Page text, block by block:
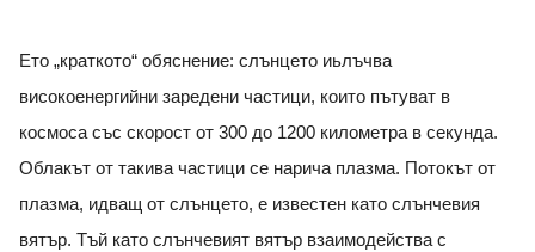
Ето „краткото“ обяснение: слънцето иьлъчва
високоенергийни заредени частици, които пътуват в
космоса със скорост от 300 до 1200 километра в секунда.
Облакът от такива частици се нарича плазма. Потокът от
плазма, идващ от слънцето, е известен като слънчевия
вятър. Тъй като слънчевият вятър взаимодейства с